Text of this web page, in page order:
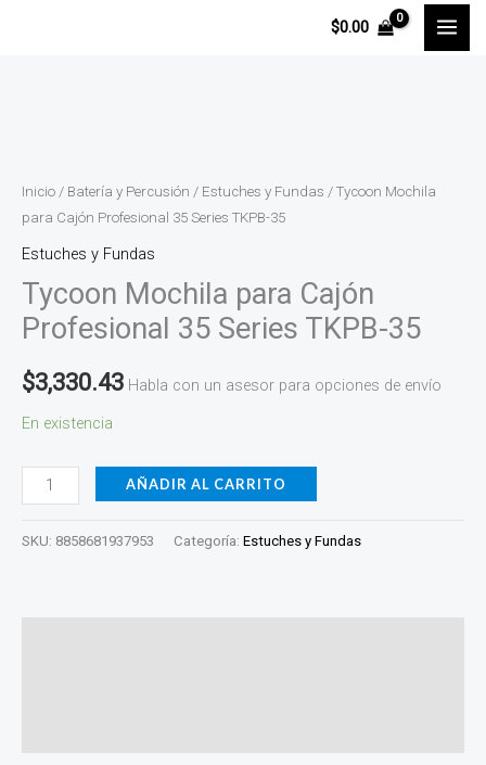
$0.00
Inicio / Batería y Percusión / Estuches y Fundas / Tycoon Mochila
para Cajón Profesional 35 Series TKPB-35
Estuches y Fundas
Tycoon Mochila para Cajón
Profesional 35 Series TKPB-35
$3,330.43 Habla con un asesor para opciones de envío
En existencia
para
Cajón
Profesional
35
Series
TKPB-
35
cantidad
AÑADIR AL CARRITO
SKU: 8858681937953 Categoría: Estuches y Fundas